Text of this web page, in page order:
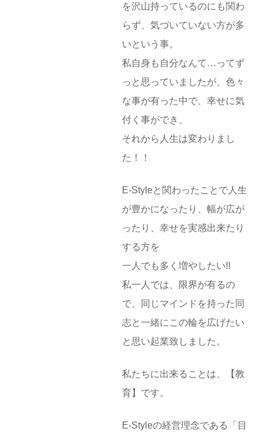
を沢山持っているのにも関わ
らず、気づいていない方が多
いという事。
私自身も自分なんて…ってず
っと思っていましたが、色々
な事が有った中で、幸せに気
付く事ができ、
それから人生は変わりまし
た！！
E-Styleと関わったことで人生
が豊かになったり、幅が広が
ったり、幸せを実感出来たり
する方を
一人でも多く増やしたい!!
私一人では、限界が有るの
で、同じマインドを持った同
志と一緒にこの輪を広げたい
と思い起業致しました。
私たちに出来ることは、【教
育】です。
E-Styleの経営理念である「目